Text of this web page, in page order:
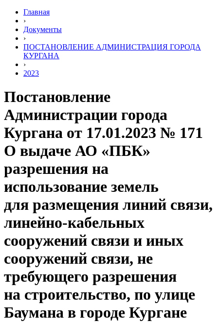
Главная
›
Документы
›
ПОСТАНОВЛЕНИЕ АДМИНИСТРАЦИЯ ГОРОДА
КУРГАНА
›
2023
Постановление
Администрации города
Кургана от 17.01.2023 № 171
О выдаче АО «ПБК»
разрешения на
использование земель
для размещения линий связи,
линейно-кабельных
сооружений связи и иных
сооружений связи, не
требующего разрешения
на строительство, по улице
Баумана в городе Кургане